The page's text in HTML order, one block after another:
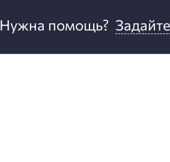
Нужна помощь?